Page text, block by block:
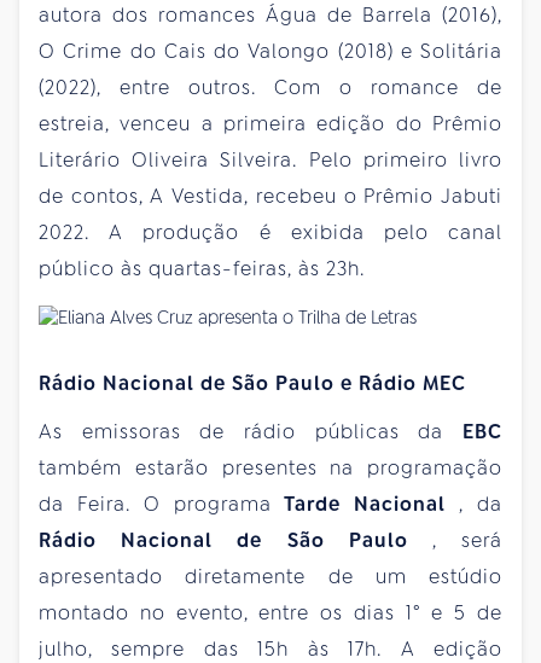
autora dos romances Água de Barrela (2016),
O Crime do Cais do Valongo (2018) e Solitária
(2022), entre outros. Com o romance de
estreia, venceu a primeira edição do Prêmio
Literário Oliveira Silveira. Pelo primeiro livro
de contos, A Vestida, recebeu o Prêmio Jabuti
2022. A produção é exibida pelo canal
público às quartas-feiras, às 23h.
Rádio Nacional de São Paulo e Rádio MEC
As emissoras de rádio públicas da EBC
também estarão presentes na programação
da Feira. O programaTarde Nacional , da
Rádio Nacional de São Paulo , será
apresentado diretamente de um estúdio
montado no evento, entre os dias 1° e 5 de
julho, sempre das 15h às 17h. A edição